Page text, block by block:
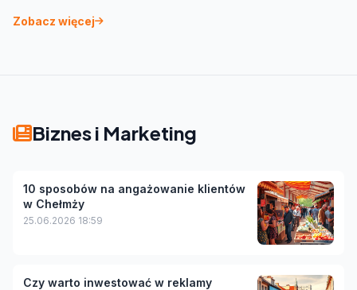
Zobacz więcej
Biznes i Marketing
10 sposobów na angażowanie klientów
w Chełmży
25.06.2026 18:59
Czy warto inwestować w reklamy